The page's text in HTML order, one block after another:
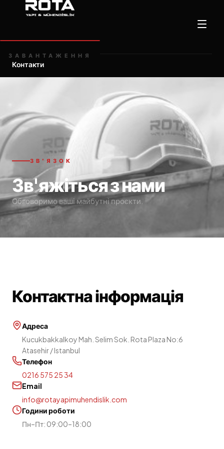
ЗАВАНТАЖЕННЯ
Контакти
ЗВ'ЯЗОК
Зв'яжіться з нами
Обговоримо ваші майбутні проєкти.
Контактна інформація
Адреса
Kucukbakkalkoy Mah. Selim Sok. Rota Plaza No:6
Atasehir / Istanbul
Телефон
0216 575 25 34
Email
info@rotayapimuhendislik.com
Години роботи
Пн–Пт: 09:00–18:00